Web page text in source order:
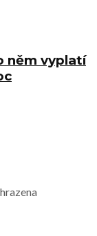
něm vyplatí